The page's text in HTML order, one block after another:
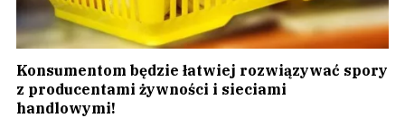
Konsumentom będzie łatwiej rozwiązywać spory
z producentami żywności i sieciami
handlowymi!